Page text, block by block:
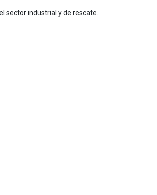
sector industrial y de rescate.